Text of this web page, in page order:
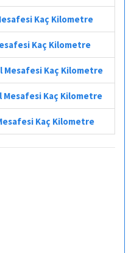
Kaç Kilometre
Kaç Kilometre
Mesafesi Kaç Kilometre
Mesafesi Kaç Kilometre
Kaç Kilometre